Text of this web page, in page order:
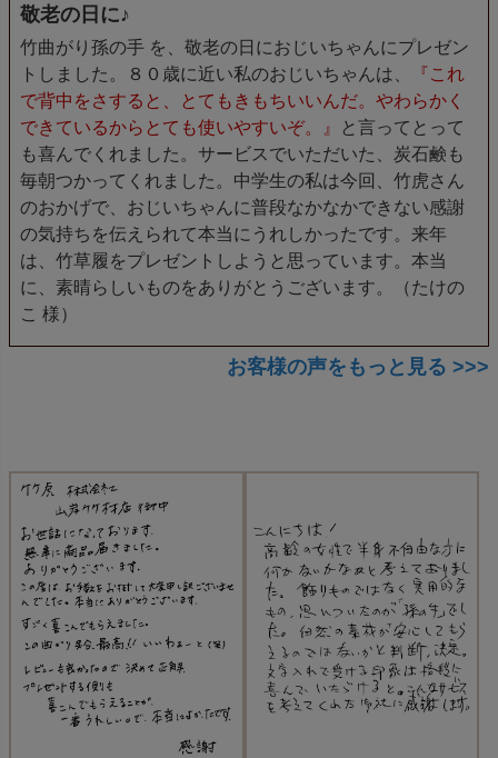
敬老の日に♪
竹曲がり孫の手 を、敬老の日におじいちゃんにプレゼン
トしました。８０歳に近い私のおじいちゃんは、
『これ
で背中をさすると、とてもきもちいいんだ。やわらかく
できているからとても使いやすいぞ。』
と言ってとって
も喜んでくれました。サービスでいただいた、炭石鹸も
毎朝つかってくれました。中学生の私は今回、竹虎さん
のおかげで、おじいちゃんに普段なかなかできない感謝
の気持ちを伝えられて本当にうれしかったです。来年
は、竹草履をプレゼントしようと思っています。本当
に、素晴らしいものをありがとうございます。（たけの
こ 様）
お客様の声をもっと見る >>>